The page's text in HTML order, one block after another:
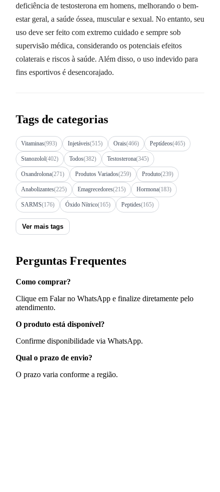
deficiência de testosterona em homens, melhorando o bem-
estar geral, a saúde óssea, muscular e sexual. No entanto, seu
uso deve ser feito com extremo cuidado e sempre sob
supervisão médica, considerando os potenciais efeitos
colaterais e riscos à saúde. Além disso, o uso indevido para
fins esportivos é desencorajado.
Tags de categorias
Vitaminas(993) Injetáveis(515) Orais(466) Peptídeos(465)
Stanozolol(402) Todos(382) Testosterona(345)
Oxandrolona(271) Produtos Variados(259) Produto(239)
Anabolizantes(225) Emagrecedores(215) Hormona(183)
SARMS(176) Óxido Nítrico(165) Peptides(165)
Ver mais tags
Perguntas Frequentes
Como comprar?
Clique em Falar no WhatsApp e finalize diretamente pelo
atendimento.
O produto está disponível?
Confirme disponibilidade via WhatsApp.
Qual o prazo de envio?
O prazo varia conforme a região.